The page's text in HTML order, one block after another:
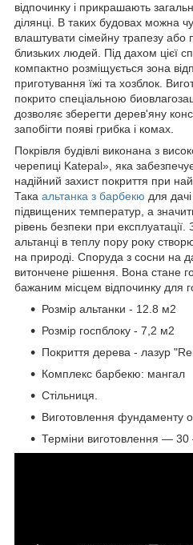
відпочинку і прикрашають
ділянці. В таких будовах можна
влаштувати сімейну трапезу або
близьких людей. Під дахом цієї
компактно розміщується зона
приготування їжі та хозблок.
покрито спеціальною
дозволяє зберегти дерев'яну
запобігти появі грибка і комах.
Покрівля будівлі виконана з
черепиці Katepal», яка
надійний захист покриття при
Така альтанка з барбекю для
підвищених температур, а
рівень безпеки при експлуатації.
альтанці в теплу пору року
на природі. Споруда з сосни на
витончене рішення. Вона стане
бажаним місцем відпочинку для
Розмір альтанки - 12.8 м2
Розмір госпблоку - 7,2 м2
Покриття дерева - лазур
Комплекс барбекю: мангал
Стільниця.
Виготовлення фундаменту
Терміни виготовлення — 30